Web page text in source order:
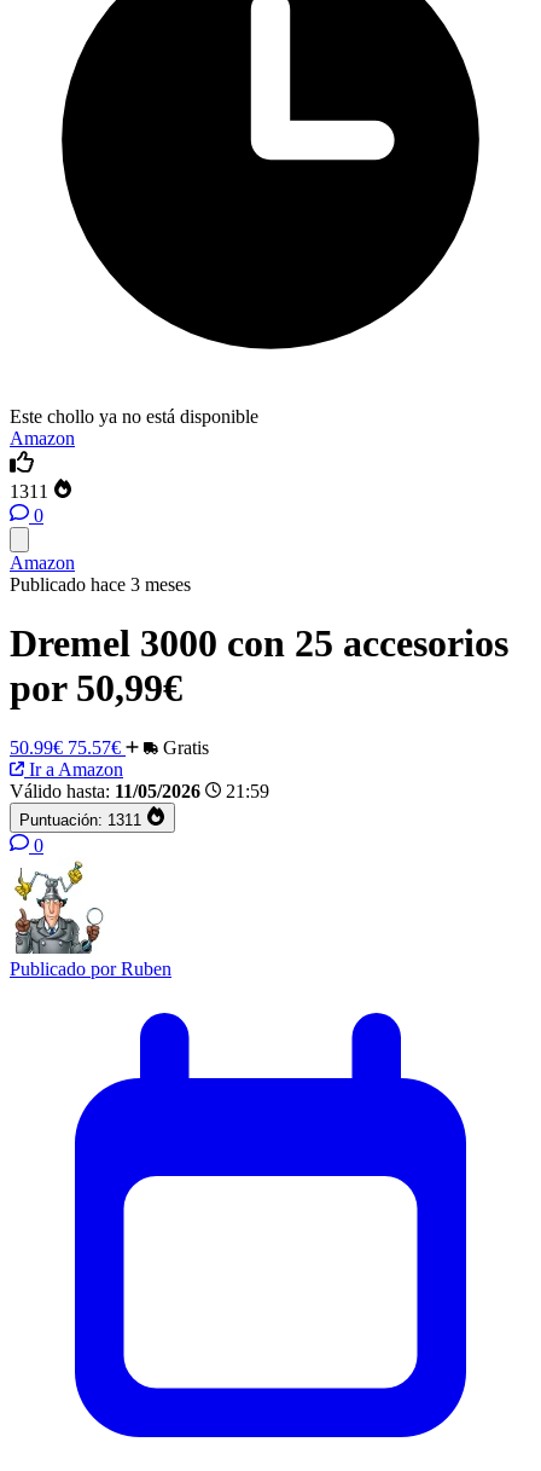
Este chollo ya no está disponible
Amazon
1311
0
Amazon
Publicado hace 3 meses
Dremel 3000 con 25 accesorios
por 50,99€
50.99€ 75.57€
Gratis
Ir a Amazon
Válido hasta: 11/05/2026 21:59
Puntuación: 1311
0
Publicado porRuben